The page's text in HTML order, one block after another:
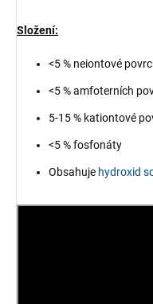
Složení:
<5 % neiontové
<5 % amfoterních
5-15 % kationtové
<5 % fosfonáty
Obsahuje hydroxid